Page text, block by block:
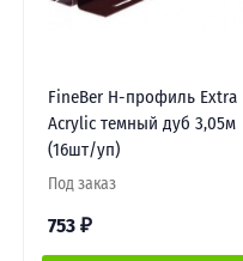
FineBer H-профиль Extra
Acrylic темный дуб 3,05м
(16шт/уп)
Под заказ
753 ₽